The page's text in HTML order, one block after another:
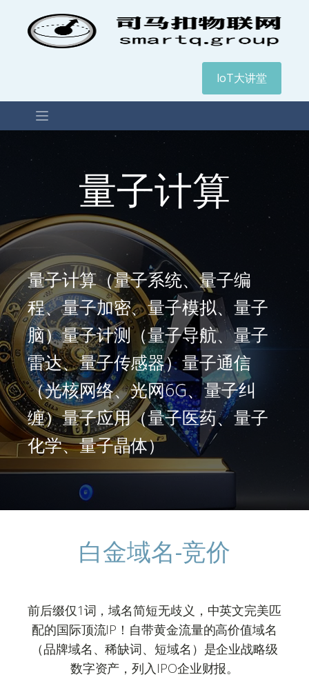
IoT大讲堂
量子计算
量子计算（量子系统、量子编
程、量子加密、量子模拟、量子
脑）量子计测（量子导航、量子
雷达、量子传感器）量子通信
（光核网络、光网6G、量子纠
缠）量子应用（量子医药、量子
化学、量子晶体）
白金域名-竞价
前后缀仅1词，域名简短无歧义，中英文完美匹
配的国际顶流IP！自带黄金流量的高价值域名
（品牌域名、稀缺词、短域名）是企业战略级
数字资产，列入IPO企业财报。